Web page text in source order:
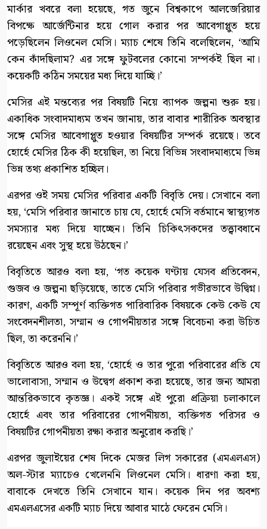
মার্কার খবরে বলা হয়েছে, গত জুনে বিশ্বকাপে আলজেরিয়ার
বিপক্ষে আর্জেন্টিনার হয়ে গোল করার পর আবেগাপ্লুত হয়ে
পড়েছিলেন লিওনেল মেসি। ম্যাচ শেষে তিনি বলেছিলেন, ‘আমি
কেন কাঁদছিলাম? এর সঙ্গে ফুটবলের কোনো সম্পর্কই ছিল না।
কয়েকটি কঠিন সময়ের মধ্য দিয়ে যাচ্ছি।’
মেসির এই মন্তব্যের পর বিষয়টি নিয়ে ব্যাপক জল্পনা শুরু হয়।
একাধিক সংবাদমাধ্যম তখন জানায়, তার বাবার শারীরিক অবস্থার
সঙ্গে মেসির আবেগাপ্লুত হওয়ার বিষয়টির সম্পর্ক রয়েছে। তবে
হোর্হে মেসির ঠিক কী হয়েছিল, তা নিয়ে বিভিন্ন সংবাদমাধ্যমে ভিন্ন
ভিন্ন তথ্য প্রকাশিত হচ্ছিল।
এরপর ওই সময় মেসির পরিবার একটি বিবৃতি দেয়। সেখানে বলা
হয়, ‘মেসি পরিবার জানাতে চায় যে, হোর্হে মেসি বর্তমানে স্বাস্থ্যগত
সমস্যার মধ্য দিয়ে যাচ্ছেন। তিনি চিকিৎসকদের তত্ত্বাবধানে
রয়েছেন এবং সুস্থ হয়ে উঠছেন।’
বিবৃতিতে আরও বলা হয়, ‘গত কয়েক ঘণ্টায় যেসব প্রতিবেদন,
গুজব ও জল্পনা ছড়িয়েছে, তাতে মেসি পরিবার গভীরভাবে উদ্বিগ্ন।
কারণ, একটি সম্পূর্ণ ব্যক্তিগত পারিবারিক বিষয়কে কেউ কেউ যে
সংবেদনশীলতা, সম্মান ও গোপনীয়তার সঙ্গে বিবেচনা করা উচিত
ছিল, তা করেননি।’
বিবৃতিতে আরও বলা হয়, ‘হোর্হে ও তার পুরো পরিবারের প্রতি যে
ভালোবাসা, সম্মান ও উদ্বেগ প্রকাশ করা হয়েছে, তার জন্য আমরা
আন্তরিকভাবে কৃতজ্ঞ। একই সঙ্গে এই পুরো প্রক্রিয়া চলাকালে
হোর্হে এবং তার পরিবারের গোপনীয়তা, ব্যক্তিগত পরিসর ও
বিষয়টির গোপনীয়তা রক্ষা করার অনুরোধ করছি।’
এরপর জুলাইয়ের শেষ দিকে মেজর লিগ সকারের (এমএলএস)
অল-স্টার ম্যাচেও খেলেননি লিওনেল মেসি। ধারণা করা হয়,
বাবাকে দেখতে তিনি সেখানে যান। কয়েক দিন পর অবশ্য
এমএলএসের একটি ম্যাচ দিয়ে আবার মাঠে ফেরেন মেসি।